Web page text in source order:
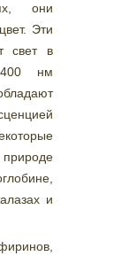
они
Эти
свет в
400 нм
и